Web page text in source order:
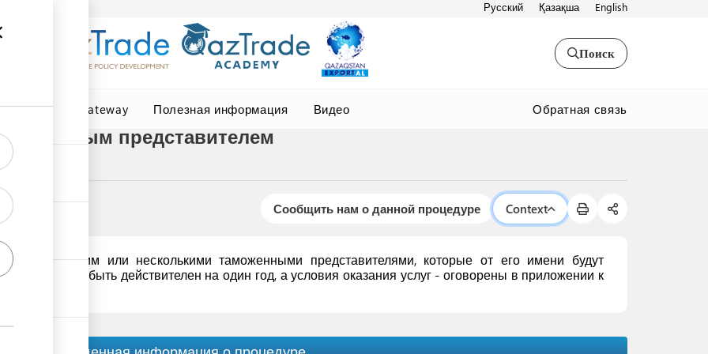
Русский Қазақша English
Поиск
Central Asia Gateway Полезная информация Видео Обратная связь
представителем
Сообщить нам о данной процедуре Context
с одним или несколькими таможенными представителями, которые от его имени будут
может быть действителен на один год, а условия оказания услуг - оговорены в приложении к